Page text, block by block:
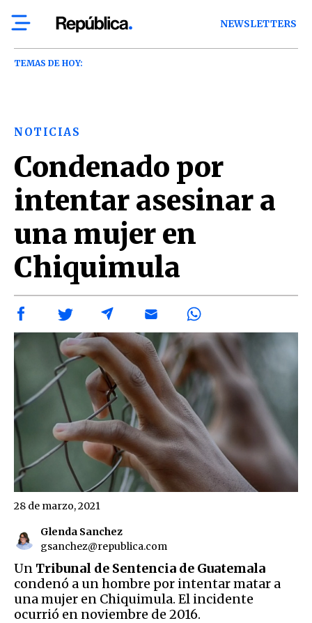
NEWSLETTERS
TEMAS DE HOY:
NOTICIAS
Condenado por
intentar asesinar a
una mujer en
Chiquimula
Glenda Sanchez
gsanchez@republica.com
28 de marzo, 2021
Un Tribunal de Sentencia de Guatemala
condenó a un hombre por intentar matar a
una mujer en Chiquimula. El incidente
ocurrió en noviembre de 2016.